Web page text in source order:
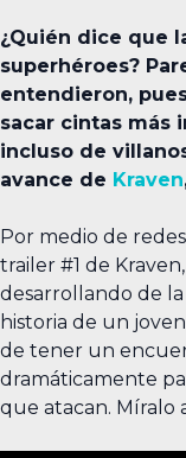
¿Quién dice que
superhéroes?
entendieron,
sacar cintas más
incluso de
avance de Kraven
Por medio de
trailer #1 de
desarrollando de
historia de un
de tener un
dramáticamente
que atacan. Míralo